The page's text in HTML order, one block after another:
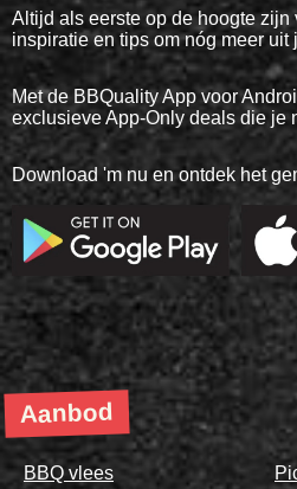
Altijd als eerste op de hoogte zijn
inspiratie en tips om nóg meer
Met de BBQuality App voor
exclusieve App-Only deals die je
Download 'm nu en ontdek het
Aanbod
BBQ vlees